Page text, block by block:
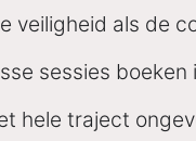
veiligheid als de
sessies
hele traject